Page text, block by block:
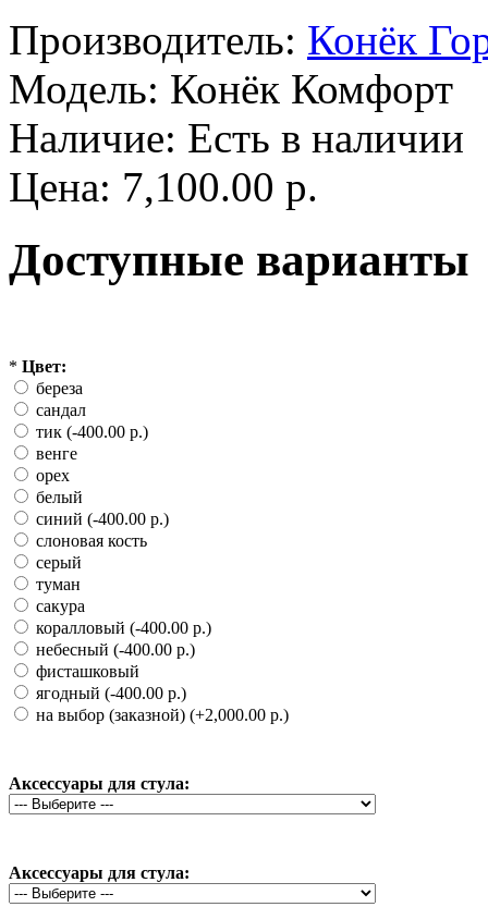
Производитель: Конёк
Модель: Конёк Комфорт
Наличие: Есть в наличии
Цена: 7,100.00 р.
Доступные варианты
* Цвет:
береза
сандал
тик (-400.00 р.)
венге
орех
белый
синий (-400.00 р.)
слоновая кость
серый
туман
сакура
коралловый (-400.00 р.)
небесный (-400.00 р.)
фисташковый
ягодный (-400.00 р.)
на выбор (заказной) (+2,000.00 р.)
Аксессуары для стула:
Аксессуары для стула: